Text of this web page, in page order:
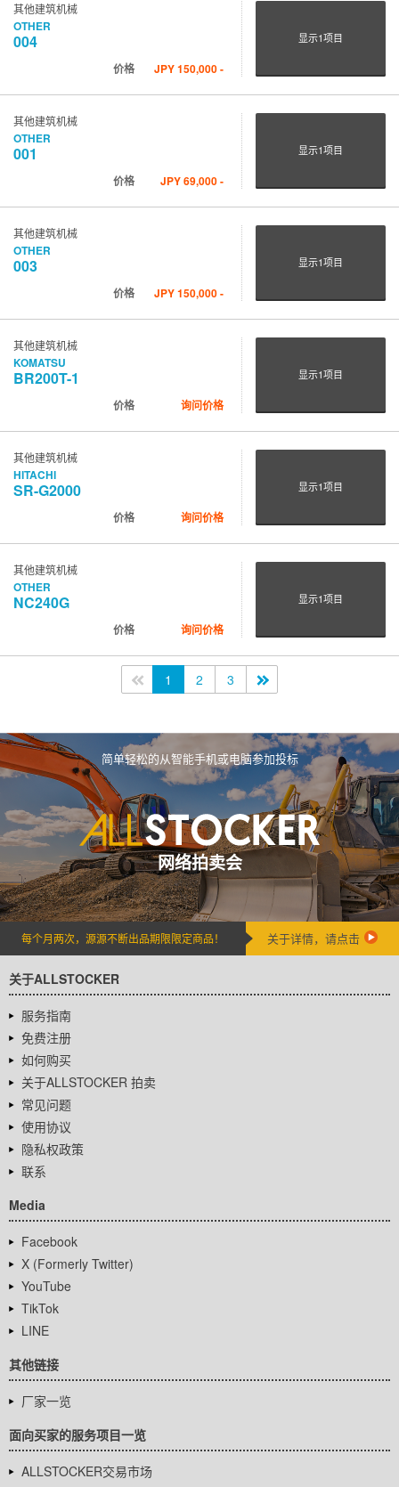
其他建筑机械
OTHER
004
价格 JPY150,000-
显示1项目
其他建筑机械
OTHER
001
价格 JPY69,000-
显示1项目
其他建筑机械
OTHER
003
价格 JPY150,000-
显示1项目
其他建筑机械
KOMATSU
BR200T-1
价格 询问价格
显示1项目
其他建筑机械
HITACHI
SR-G2000
价格 询问价格
显示1项目
其他建筑机械
OTHER
NC240G
价格 询问价格
显示1项目
<<1 2 3
简单轻松的从智能手机或电脑参加投标
网络拍卖会
每个月两次，源源不断出品期限限定商品！ 关于详情，请点击
关于ALLSTOCKER
服务指南
免费注册
如何购买
关于ALLSTOCKER 拍卖
常见问题
使用协议
隐私权政策
联系
Media
Facebook
X (Formerly Twitter)
YouTube
TikTok
LINE
其他链接
厂家一览
面向买家的服务项目一览
ALLSTOCKER交易市场